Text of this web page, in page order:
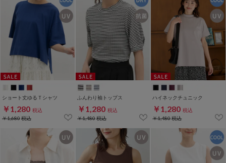
ショート丈ゆるＴシャツ
￥1,280 税込
￥1,680税込
ふんわり袖トップス
￥1,280 税込
￥1,480税込
ハイネックチュニック
￥1,280 税込
￥1,480税込